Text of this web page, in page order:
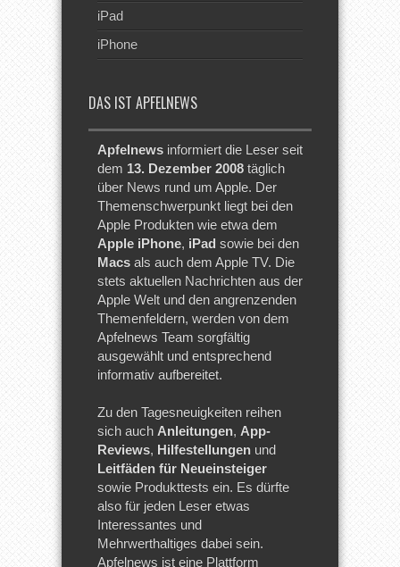
iPad
iPhone
DAS IST APFELNEWS
Apfelnews informiert die Leser seit
dem 13. Dezember 2008 täglich
über News rund um Apple. Der
Themenschwerpunkt liegt bei den
Apple Produkten wie etwa dem
Apple iPhone, iPad sowie bei den
Macs als auch dem Apple TV. Die
stets aktuellen Nachrichten aus der
Apple Welt und den angrenzenden
Themenfeldern, werden von dem
Apfelnews Team sorgfältig
ausgewählt und entsprechend
informativ aufbereitet.
Zu den Tagesneuigkeiten reihen
sich auch Anleitungen, App-
Reviews, Hilfestellungen und
Leitfäden für Neueinsteiger
sowie Produkttests ein. Es dürfte
also für jeden Leser etwas
Interessantes und
Mehrwerthaltiges dabei sein.
Apfelnews ist eine Plattform